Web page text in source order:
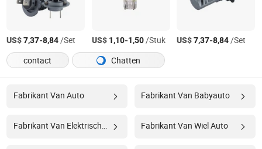
US$7,37-8,84/Set US$ 1,10-1,50/Stuk US$7,37-8,84/Set
contact
Chatten
Fabrikant Van Auto Fabrikant Van Babyauto
Fabrikant Van Wiel Auto